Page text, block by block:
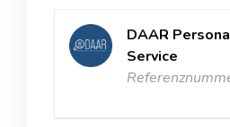
DAAR
Service